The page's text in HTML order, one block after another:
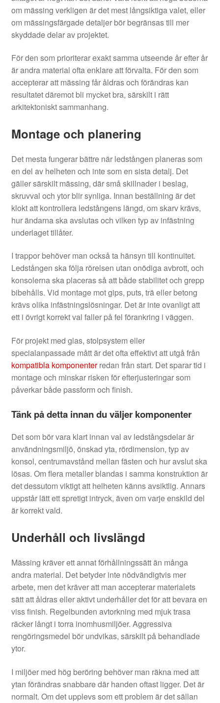
om mässing verkligen är det mest långsiktiga valet, eller
om mässingsfärgade detaljer bör begränsas till mer
skyddade delar av projektet.
För den som prioriterar exakt samma utseende år efter år
är andra material ofta enklare att förvalta. För den som
accepterar att mässing får åldras och förändras kan
resultatet däremot bli mycket bra, särskilt i rätt
arkitektoniskt sammanhang.
Montage och planering
Det mesta fungerar bättre när ledstången planeras som
en del av helheten och inte som en sista detalj. Det
gäller särskilt mässing, där små skillnader i beslag,
skruvval och ytor blir synliga. Innan beställning är det
klokt att kontrollera ledstångens längd, om skarv krävs,
hur ändarna ska avslutas och vilken typ av infästning
underlaget tillåter.
I trappor behöver man också ta hänsyn till kontinuitet.
Ledstången ska följa rörelsen utan onödiga avbrott, och
konsolerna ska placeras så att både stabilitet och grepp
bibehålls. Vid montage mot gips, puts, trä eller betong
krävs olika infästningslösningar. Det är inte ovanligt att
ett i övrigt korrekt val faller på fel förankring i väggen.
För projekt med glas, stolpsystem eller
specialanpassade mått är det ofta effektivt att utgå från
kompatibla komponenterredan från start. Det sparar tid i
montage och minskar risken för efterjusteringar som
påverkar både passform och finish.
Tänk på detta innan du väljer komponenter
Det som bör vara klart innan val av ledstångsdelar är
användningsmiljö, önskad yta, rördimension, typ av
konsol, centrumavstånd mellan fästen och hur avslut ska
lösas. Om flera metaller blandas i samma konstruktion är
det dessutom viktigt att helheten känns avsiktlig. Annars
uppstår lätt ett spretigt intryck, även om varje enskild del
är korrekt vald.
Underhåll och livslängd
Mässing kräver ett annat förhållningssätt än många
andra material. Det betyder inte nödvändigtvis mer
arbete, men det kräver att man accepterar materialets
sätt att åldras eller aktivt underhåller det för att bevara en
viss finish. Regelbunden avtorkning med mjuk trasa
räcker långt i torra inomhusmiljöer. Aggressiva
rengöringsmedel bör undvikas, särskilt på behandlade
ytor.
I miljöer med hög beröring behöver man räkna med att
ytan förändras snabbare där handen oftast ligger. Det är
normalt. Om det upplevs som ett problem är det sällan